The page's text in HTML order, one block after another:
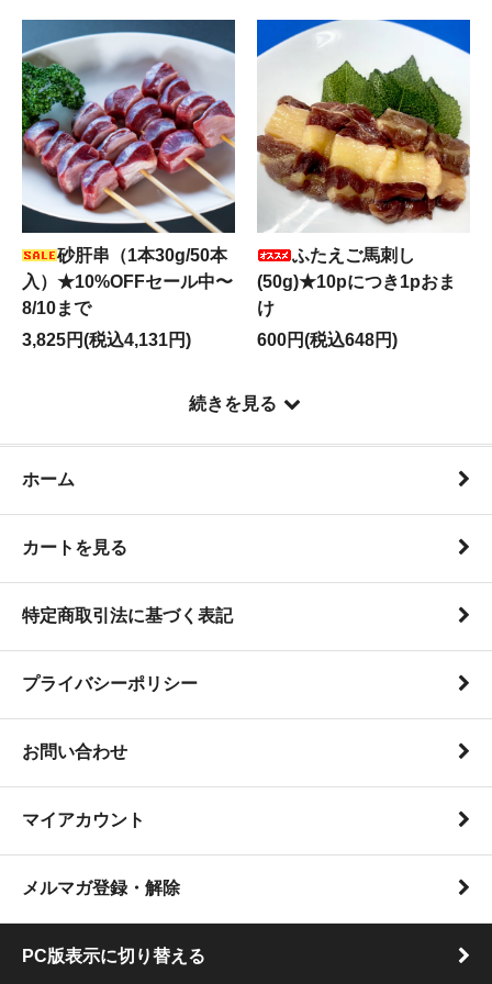
砂肝串（1本30g/50本
入）★10%OFFセール中〜
8/10まで
3,825円(税込4,131円)
ふたえご馬刺し
(50g)★10pにつき1pおま
け
600円(税込648円)
続きを見る
ホーム
カートを見る
特定商取引法に基づく表記
プライバシーポリシー
お問い合わせ
マイアカウント
メルマガ登録・解除
PC版表示に切り替える